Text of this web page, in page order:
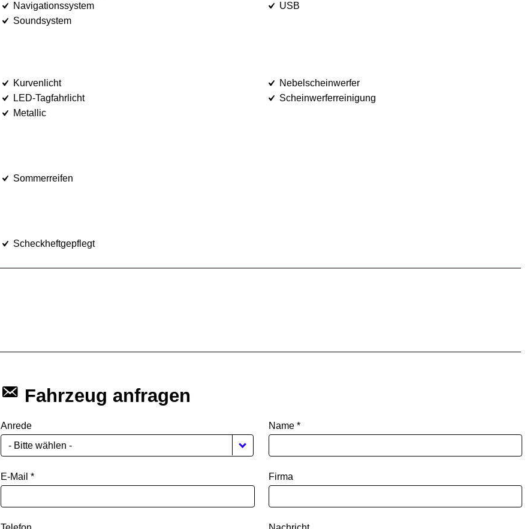
Navigationssystem
Soundsystem
USB
Kurvenlicht
LED-Tagfahrlicht
Metallic
Nebelscheinwerfer
Scheinwerferreinigung
Sommerreifen
Scheckheftgepflegt
Fahrzeug anfragen
Anrede
- Bitte wählen -
Name *
E-Mail * Firma